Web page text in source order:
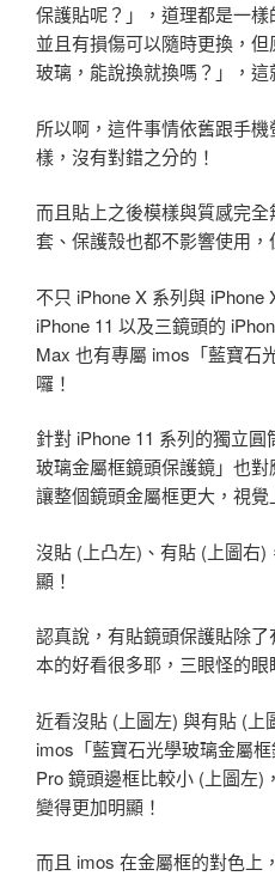
保護貼呢？」，道理都是一樣
並且有損傷可以隨時更換，
玻璃，能說換就換嗎？」，這
所以啊，這件事情依舊跟手
樣，沒有對錯之分的！
而且貼上之後模樣與質感完
套、保護殼也都不影響使用
不只 iPhone X 系列與 iPhone
iPhone 11 以及三鏡頭的
Max 也有專屬 imos「藍寶石
囉！
針對 iPhone 11 系列的獨立
玻璃金屬框鏡頭保護鏡」也
讓整個鏡頭金屬框更大，視覺
沒貼 (上凸左)、有貼 (上圖右
顯！
認真說，有貼鏡頭保護貼除
本的好看很多耶，三眼怪的眼
近看沒貼 (上圖左) 與有貼 (上
imos「藍寶石光學玻璃金屬
Pro 鏡頭邊框比較小 (上圖左)
變得更加明顯！
而且 imos 在金屬框的對色上